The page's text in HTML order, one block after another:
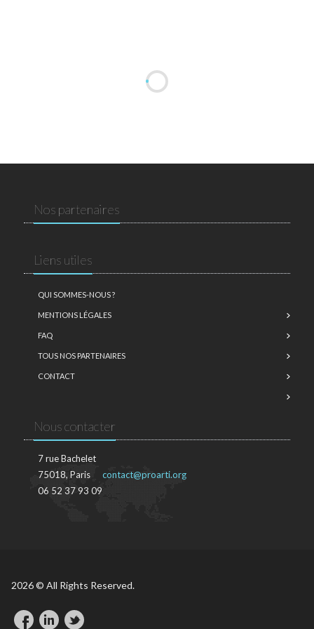
Nos partenaires
Liens utiles
QUI SOMMES-NOUS ?
MENTIONS LÉGALES
FAQ
TOUS NOS PARTENAIRES
CONTACT
Nous contacter
7 rue Bachelet
75018, Paris
06 52 37 93 09
contact@proarti.org
2026 © All Rights Reserved.